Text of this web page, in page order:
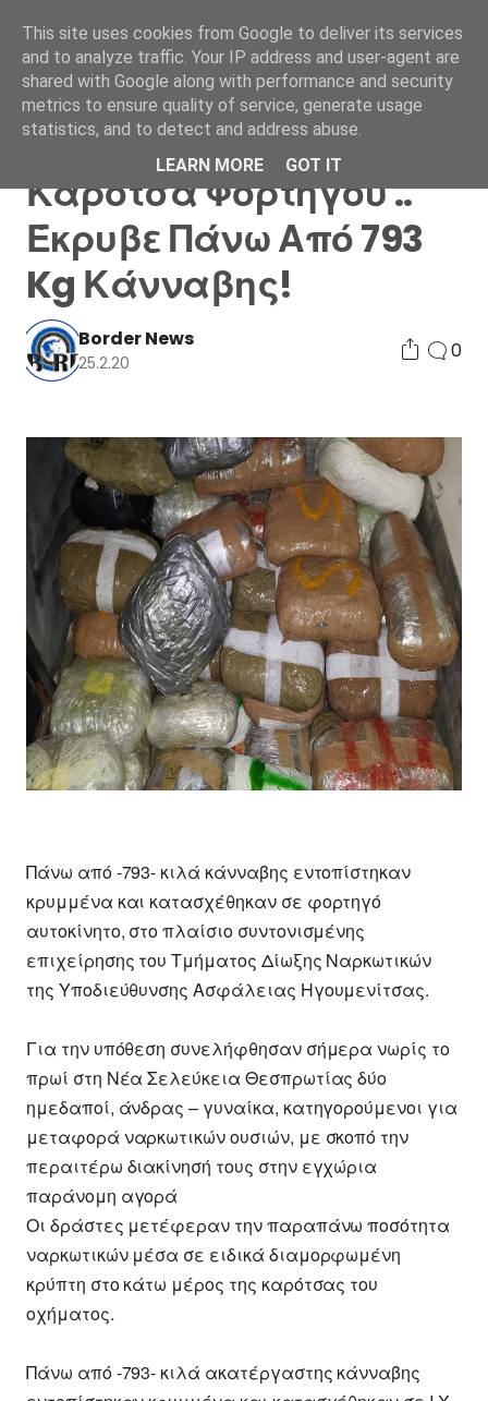
Hγουμενίτσα: Η
Καρότσα Φορτηγού ..
Έκρυβε Πάνω Από 793
Kg Κάνναβης!
Border News
25.2.20
0
Πάνω από -793- κιλά κάνναβης εντοπίστηκαν
κρυμμένα και κατασχέθηκαν σε φορτηγό
αυτοκίνητο, στο πλαίσιο συντονισμένης
επιχείρησης του Τμήματος Δίωξης Ναρκωτικών
της Υποδιεύθυνσης Ασφάλειας Ηγουμενίτσας.
Για την υπόθεση συνελήφθησαν σήμερα νωρίς το
πρωί στη Νέα Σελεύκεια Θεσπρωτίας δύο
ημεδαποί, άνδρας – γυναίκα, κατηγορούμενοι για
μεταφορά ναρκωτικών ουσιών, με σκοπό την
περαιτέρω διακίνησή τους στην εγχώρια
παράνομη αγορά
Οι δράστες μετέφεραν την παραπάνω ποσότητα
ναρκωτικών μέσα σε ειδικά διαμορφωμένη
κρύπτη στο κάτω μέρος της καρότσας του
οχήματος.
Πάνω από -793- κιλά ακατέργαστης κάνναβης
This site uses cookies from Google to deliver its services
and to analyze traffic. Your IP address and user-agent are
shared with Google along with performance and security
metrics to ensure quality of service, generate usage
statistics, and to detect and address abuse.
LEARN MORE
GOT IT